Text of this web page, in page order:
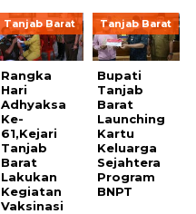
Tanjab Barat
Rangka
Hari
Adhyaksa
Ke-
61,Kejari
Tanjab
Barat
Lakukan
Kegiatan
Vaksinasi
Tanjab Barat
Bupati
Tanjab
Barat
Launching
Kartu
Keluarga
Sejahtera
Program
BNPT